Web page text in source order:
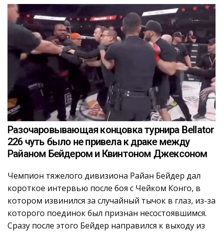
Разочаровывающая концовка турнира Bellator
226 чуть было не привела к драке между
Райаном Бейдером и Квинтоном Джексоном
Чемпион тяжелого дивизиона Райан Бейдер дал
короткое интервью после боя с Чейком Конго, в
котором извинился за случайный тычок в глаз, из-за
которого поединок был признан несостоявшимся.
Сразу после этого Бейдер направился к выходу из